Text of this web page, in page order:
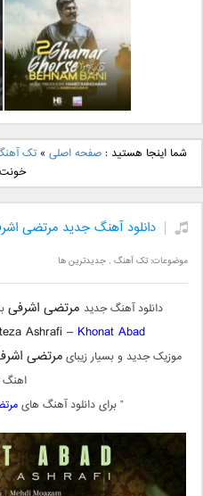
دانلود آهنگ جدید مهدی
یراحی بنام اسرار
دانلود آهنگ جدید بهنام
بانی بنام قرص قمر 2شما اینجا هستید :صفحه اصلی »تک
خونت
دانلود آهنگ جدید مرتضی
موضوعات:تک آهنگ ,جدیدترین ها
دانلود آهنگ جدید مرتضی اشرفی
Ashrafi – Khonat Abad
موزیک جدید و بسیار زیبایمرتضی
اهنگ
” برای دانلود آهنگ های